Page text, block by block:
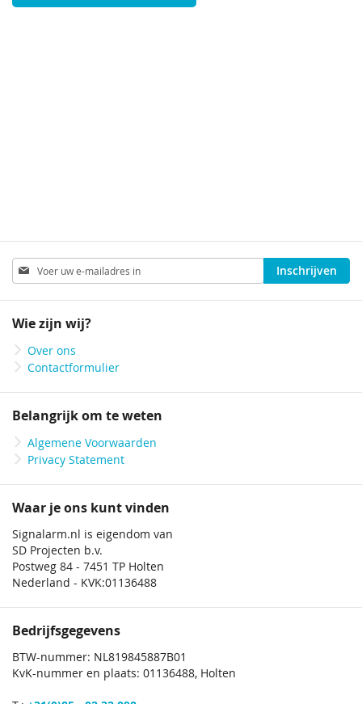
Abonneer
u
op
nieuwsbrief
Inschrijven
Wie zijn wij?
Over ons
Contactformulier
Belangrijk om te weten
Algemene Voorwaarden
Privacy Statement
Waar je ons kunt vinden
Signalarm.nl is eigendom van
SD Projecten b.v.
Postweg 84 - 7451 TP Holten
Nederland - KVK:01136488
Bedrijfsgegevens
BTW-nummer: NL819845887B01
KvK-nummer en plaats: 01136488, Holten